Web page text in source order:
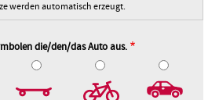
werden automatisch erzeugt.
die/den/das Auto aus.